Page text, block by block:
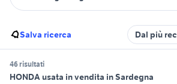
Salva ricerca Dal più
46 risultati
HONDA usata in vendita in Sardegna